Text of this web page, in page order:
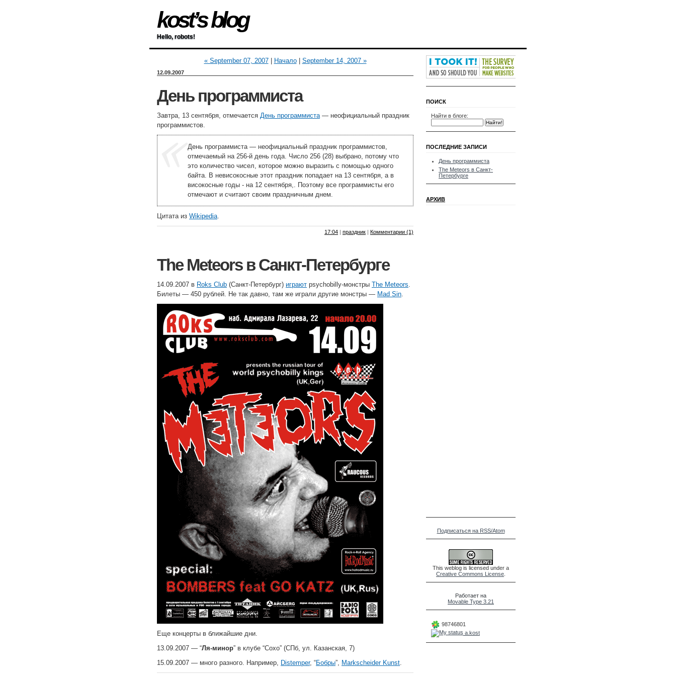
kost’s blog
Hello, robots!
« September 07, 2007| Начало| September 14, 2007 »
12.09.2007
День программиста
Завтра, 13 сентября, отмечается День программиста— неофициальный праздник
программистов.
День программиста — неофициальный праздник программистов,
отмечаемый на 256-й день года. Число 256 (28) выбрано, потому что
это количество чисел, которое можно выразить с помощью одного
байта. В невисокосные этот праздник попадает на 13 сентября, a в
високосные годы - на 12 сентября,. Поэтому все программисты его
отмечают и считают своим праздничным днем.
Цитата из Wikipedia.
17:04 | праздник | Комментарии (1)
The Meteors в Санкт-Петербурге
14.09.2007 в Roks Club (Санкт-Петербург) играют psychobilly-монстры The Meteors.
Билеты — 450 рублей. Не так давно, там же играли другие монстры — Mad Sin.
Еще концерты в ближайшие дни.
13.09.2007 — “Ля-минор” в клубе “Сохо” (СПб, ул. Казанская, 7)
15.09.2007 — много разного. Например, Distemper, “Бобры”, Markscheider Kunst.
ПОИСК
Найти в блоге:
ПОСЛЕДНИЕ ЗАПИСИ
День программиста
The Meteors в Санкт-
Петербурге
АРХИВ
Подписаться на RSS/Atom
This weblog is licensed under a
Creative Commons License
Работает на
Movable Type 3.21
98746801
a.kost